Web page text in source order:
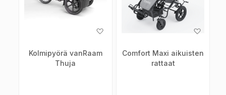
Kolmipyörä vanRaam
Thuja
Comfort Maxi aikuisten
rattaat